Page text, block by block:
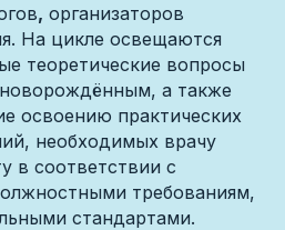
, организаторов
На цикле освещаются
теоретические вопросы
а также
освоению практических
необходимых врачу
в соответствии с
требованиям,
стандартами.